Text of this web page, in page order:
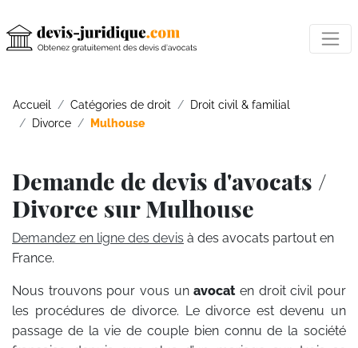
Accueil Catégories de droit
Droit civil & familial
Divorce
Mulhouse
Demande de devis d'avocats /
Divorce sur Mulhouse
Demandez en ligne des devis à des avocats partout en
France.
Nous trouvons pour vous unavocaten droit civil pour
les procédures de divorce. Le divorce est devenu un
passage de la vie de couple bien connu de la société